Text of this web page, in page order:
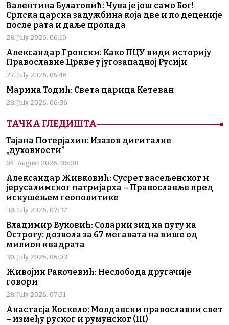
Валентина Булатовић: Чува је још само Бог!
Српска царска задужбина која две и по деценије
после рата и даље пропада
28. July 2026. 06:10
Александар Гронски: Како ПЦУ види историју
Православне Цркве у југозападној Русији
27. July 2026. 05:46
Марина Тодић: Света царица Кетеван
23. July 2026. 06:36
ТАЧКА ГЛЕДИШТА
Тајана Потерјахин: Изазов дигиталне
„духовности”
04. August 2026. 06:08
Александар Живковић: Сусрет васељенског и
јерусалимског патријарха – Православље пред
искушењем геополитике
30. July 2026. 07:32
Владимир Вуковић: Соларни зид на путу ка
Острогу: дозвола за 67 мегавата на више од
милион квадрата
30. July 2026. 06:03
Живојин Ракочевић: Неслобода другачије
говори
28. July 2026. 07:51
Анастасја Коскело: Молдавски православни свет
– између руског и румунског (III)